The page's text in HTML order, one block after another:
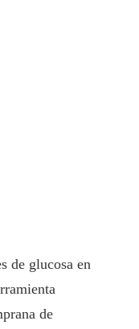
de glucosa en
de